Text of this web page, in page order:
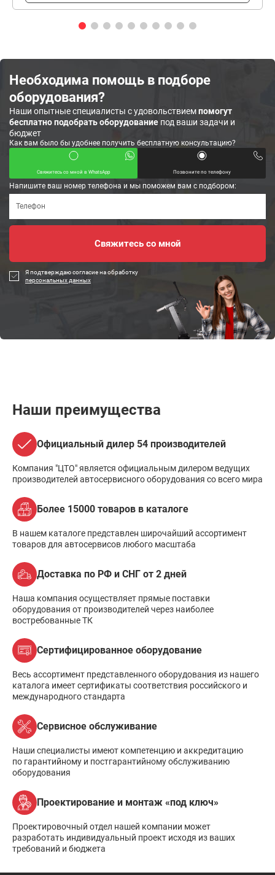
Необходима помощь в подборе
оборудования?
Наши опытные специалисты с удовольствиемпомогут
бесплатно подобрать оборудование под ваши задачи и
бюджет
Как вам было бы удобнее получить бесплатную консультацию?
Свяжитесь со мной в WhatsApp Позвоните по телефону
Напишите ваш номер телефона и мы поможем вам с подбором:
Я подтверждаю согласие на обработку
персональных данных
Наши преимущества
Официальный дилер 54 производителей
Компания "ЦТО" является официальным дилером ведущих
производителей автосервисного оборудования со всего мира
Более 15000 товаров в каталоге
В нашем каталоге представлен широчайший ассортимент
товаров для автосервисов любого масштаба
Доставка по РФ и СНГ от 2 дней
Наша компания осуществляет прямые поставки
оборудования от производителей через наиболее
востребованные ТК
Сертифицированное оборудование
Весь ассортимент представленного оборудования из нашего
каталога имеет сертификаты соответствия российского и
международного стандарта
Сервисное обслуживание
Наши специалисты имеют компетенцию и аккредитацию
по гарантийному и постгарантийному обслуживанию
оборудования
Проектирование и монтаж «под ключ»
Проектировочный отдел нашей компании может
разработать индивидуальный проект исходя из ваших
требований и бюджета